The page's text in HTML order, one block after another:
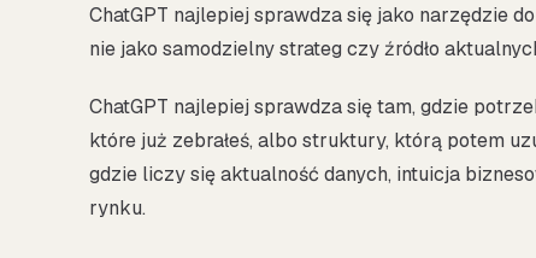
ChatGPT najlepiej sprawdza się jako narzędzie
nie jako samodzielny strateg czy źródło
ChatGPT najlepiej sprawdza się tam, gdzie
które już zebrałeś, albo struktury, którą potem
gdzie liczy się aktualność danych, intuicja
rynku.